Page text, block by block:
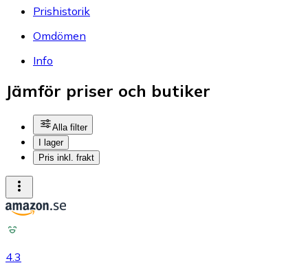
Prishistorik
Omdömen
Info
Jämför priser och butiker
Alla filter
I lager
Pris inkl. frakt
4.3